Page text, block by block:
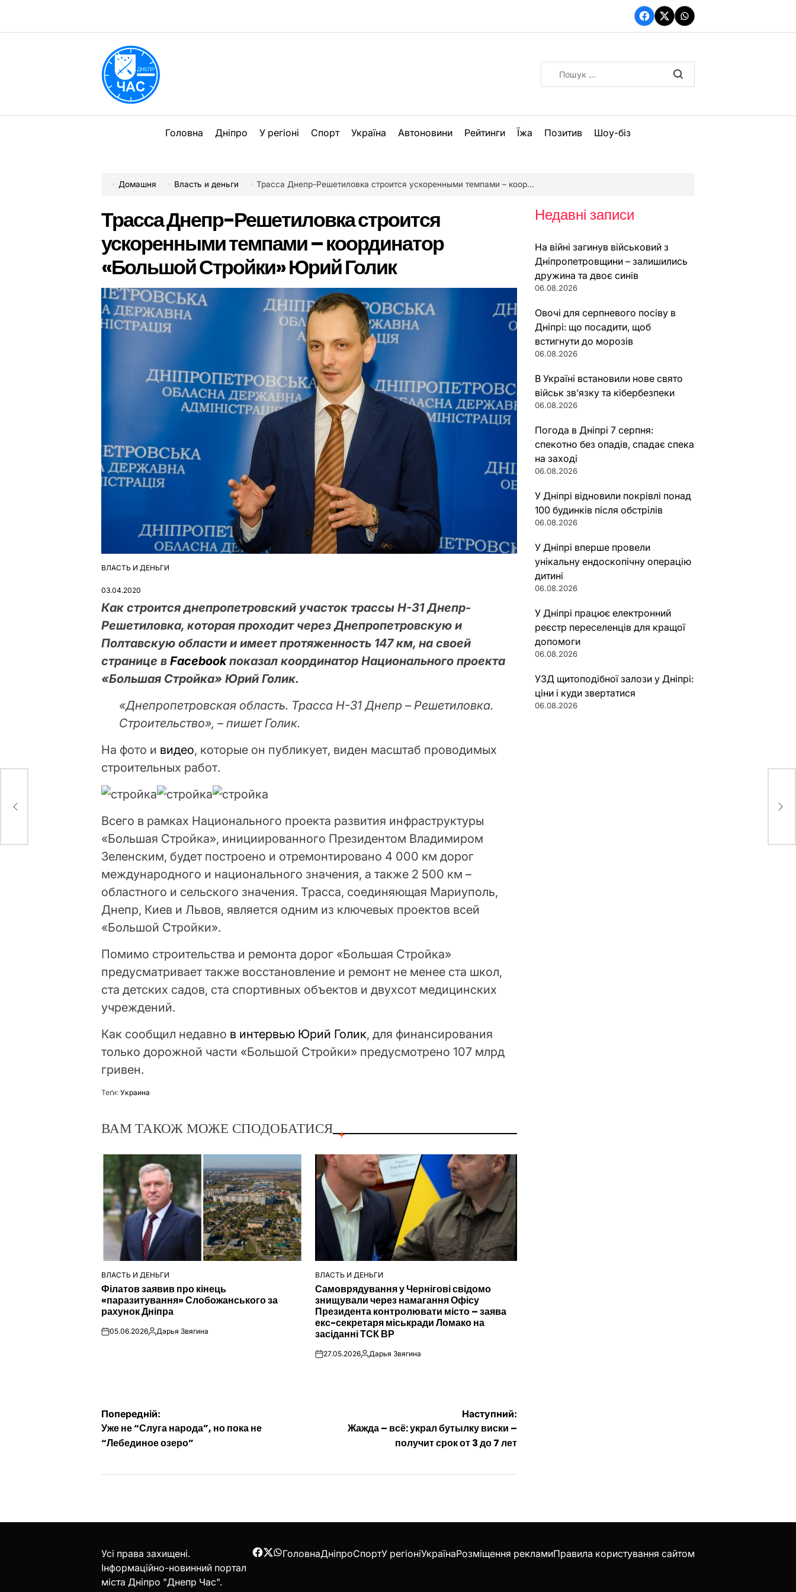
вмісту
Facebook
TwitterWhatsApp
Головна Дніпро У регіоні Спорт Україна Автоновини Рейтинги Їжа Позитив Шоу-біз
Домашня Власть и деньги Трасса Днепр-Решетиловка строится ускоренными темпами – координатор «Большой Стройки» Юрий Голик
Трасса Днепр-Решетиловка строится
ускоренными темпами – координатор
«Большой Стройки» Юрий Голик
ОПУБЛІКУВАТИ
ВЛАСТЬ И ДЕНЬГИ
03.04.2020
Как строится днепропетровский участок трассы Н-31 Днепр-
Решетиловка, которая проходит через Днепропетровскую и
Полтавскую области и имеет протяженность 147 км, на своей
странице вFacebookпоказал координатор Национального проекта
«Большая Стройка» Юрий Голик.
«Днепропетровская область. Трасса Н-31 Днепр – Решетиловка.
Строительство», – пишет Голик.
На фото и видео, которые он публикует, виден масштаб проводимых
строительных работ.
Всего в рамках Национального проекта развития инфраструктуры
«Большая Стройка», инициированного Президентом Владимиром
Зеленским, будет построено и отремонтировано 4 000 км дорог
международного и национального значения, а также 2 500 км –
областного и сельского значения. Трасса, соединяющая Мариуполь,
Днепр, Киев и Львов, является одним из ключевых проектов всей
«Большой Стройки».
Помимо строительства и ремонта дорог «Большая Стройка»
предусматривает также восстановление и ремонт не менее ста школ,
ста детских садов, ста спортивных объектов и двухсот медицинских
учреждений.
Как сообщил недавно в интервью Юрий Голик, для финансирования
только дорожной части «Большой Стройки» предусмотрено 107 млрд
гривен.
Теґи: Украина
ВАМ ТАКОЖ МОЖЕ СПОДОБАТИСЯ
ОПУБЛІКУВАТИ
У
ВЛАСТЬ И ДЕНЬГИ
Філатов заявив про кінець
«паразитування» Слобожанського за
рахунок Дніпра
on05.06.2026Опубліковано
Дарья Звягина
ОПУБЛІКУВАТИ
У
ВЛАСТЬ И ДЕНЬГИ
Самоврядування у Чернігові свідомо
знищували через намагання Офісу
Президента контролювати місто – заява
екс-секретаря міськради Ломако на
засіданні ТСК ВР
on27.05.2026Опубліковано
Дарья Звягина
–
Навігація
записів
Попередній:
Уже не “Слуга народа”, но пока не
“Лебединое озеро”
Наступний:
Жажда – всё: украл бутылку виски –
получит срок от 3 до 7 лет
Недавні записи
На війні загинув військовий з
Дніпропетровщини – залишились
дружина та двоє синів
06.08.2026
Овочі для серпневого посіву в
Дніпрі: що посадити, щоб
встигнути до морозів
06.08.2026
В Україні встановили нове свято
військ зв’язку та кібербезпеки
06.08.2026
Погода в Дніпрі 7 серпня:
спекотно без опадів, спадає спека
на заході
06.08.2026
У Дніпрі відновили покрівлі понад
100 будинків після обстрілів
06.08.2026
У Дніпрі вперше провели
унікальну ендоскопічну операцію
дитині
06.08.2026
У Дніпрі працює електронний
реєстр переселенців для кращої
допомоги
06.08.2026
УЗД щитоподібної залози у Дніпрі:
ціни і куди звертатися
06.08.2026
Усі права захищені.
Інформаційно-новинний портал
міста Дніпро "Днепр Час".
Facebook
Twitter
WhatsApp
ГоловнаДніпроСпортУ регіоніУкраїнаРозміщення рекламиПравила користування сайтом